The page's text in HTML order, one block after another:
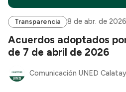
Transparencia 8 de abr. de 2026
Acuerdos adoptados
de 7 de abril de 2026
Comunicación UNED